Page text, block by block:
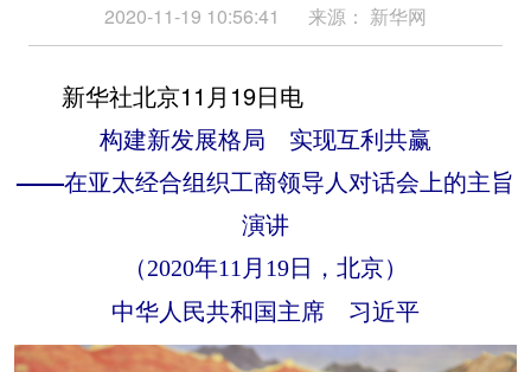
2020-11-19 10:56:41 来源： 新华网
新华社北京11月19日电
构建新发展格局 实现互利共赢
——在亚太经合组织工商领导人对话会上的主旨
演讲
（2020年11月19日，北京）
中华人民共和国主席 习近平